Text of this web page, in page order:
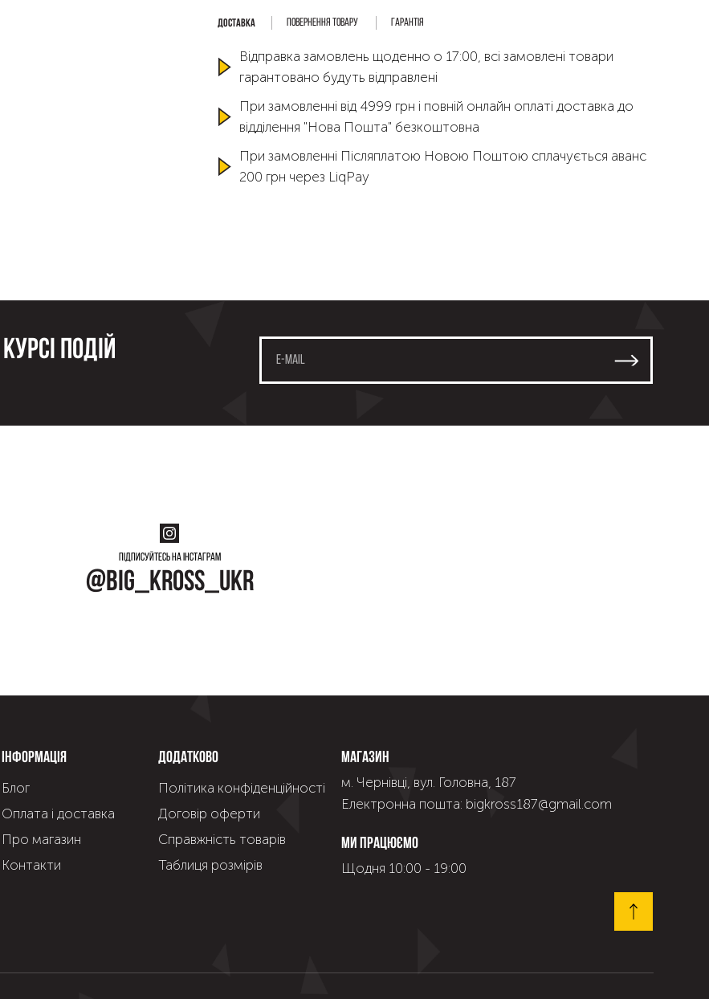
Повернення товару Гарантія
Відправка замовлень щоденно о 17:00, всі замовлені товари
гарантовано будуть відправлені
При замовленні від 4999 грн і повній онлайн оплаті доставка до
відділення "Нова Пошта" безкоштовна
При замовленні Післяплатою Новою Поштою сплачується аванс
200 грн через LiqPay
подій
Підписуйтесь на інстаграм
@big_kross_ukr
Інформація
Блог
Оплата і доставка
Про магазин
Контакти
Додатково
Політика конфіденційності
Договір оферти
Справжнiсть товарiв
Таблиця розмірів
Магазин
м. Чернівці, вул. Головна, 187
Електронна пошта: bigkross187@gmail.com
Ми працюємо
Щодня 10:00 - 19:00